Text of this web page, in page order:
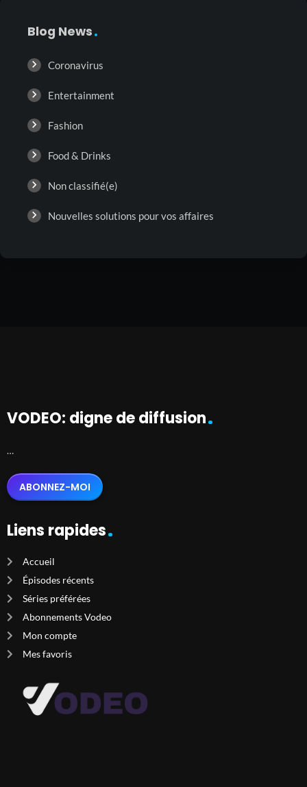
Blog News
Coronavirus
Entertainment
Fashion
Food & Drinks
Non classifié(e)
Nouvelles solutions pour vos affaires
VODEO: digne de diffusion
…
ABONNEZ-MOI
Liens rapides
Accueil
Épisodes récents
Séries préférées
Abonnements Vodeo
Mon compte
Mes favoris